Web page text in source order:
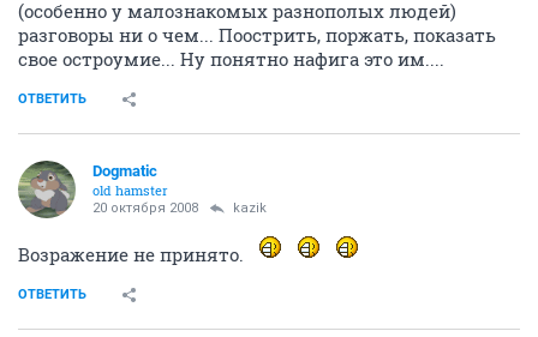
(особенно у малознакомых разнополых людей)
разговоры ни о чем... Поострить, поржать, показать
свое остроумие... Ну понятно нафига это им....
ОТВЕТИТЬ
Dogmatic
old hamster
20 октября 2008 kazik
Возражение не принято.
ОТВЕТИТЬ